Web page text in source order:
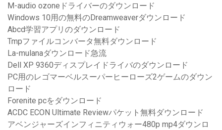
M-audio ozoneドライバーのダウンロード
Windows 10用の無料のDreamweaverダウンロード
Abcd学習アプリのダウンロード
Tmpファイルコンバータ無料ダウンロード
La-mulanaダウンロード急流
Dell XP 9360ディスプレイドライバのダウンロード
PC用のレゴマーベルスーパーヒーローズ2ゲームのダウン
ロード
Forenite pcをダウンロード
ACDC ECON Ultimate Reviewパケット無料ダウンロード
アベンジャーズインフィニティウォー480p mp4ダウンロ